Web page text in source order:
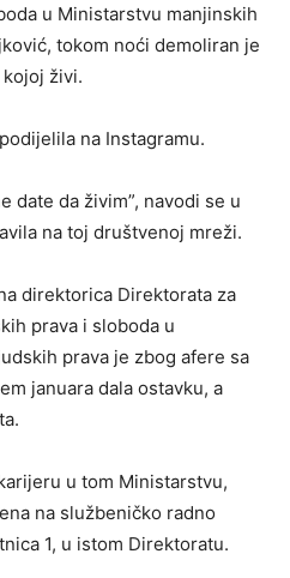
u Ministarstvu manjinskih
tokom noći demoliran je
živi.
na Instagramu.
date da živim”, navodi se u
na toj društvenoj mreži.
direktorica Direktorata za
prava i sloboda u
prava je zbog afere sa
januara dala ostavku, a
u tom Ministarstvu,
na službeničko radno
1, u istom Direktoratu.